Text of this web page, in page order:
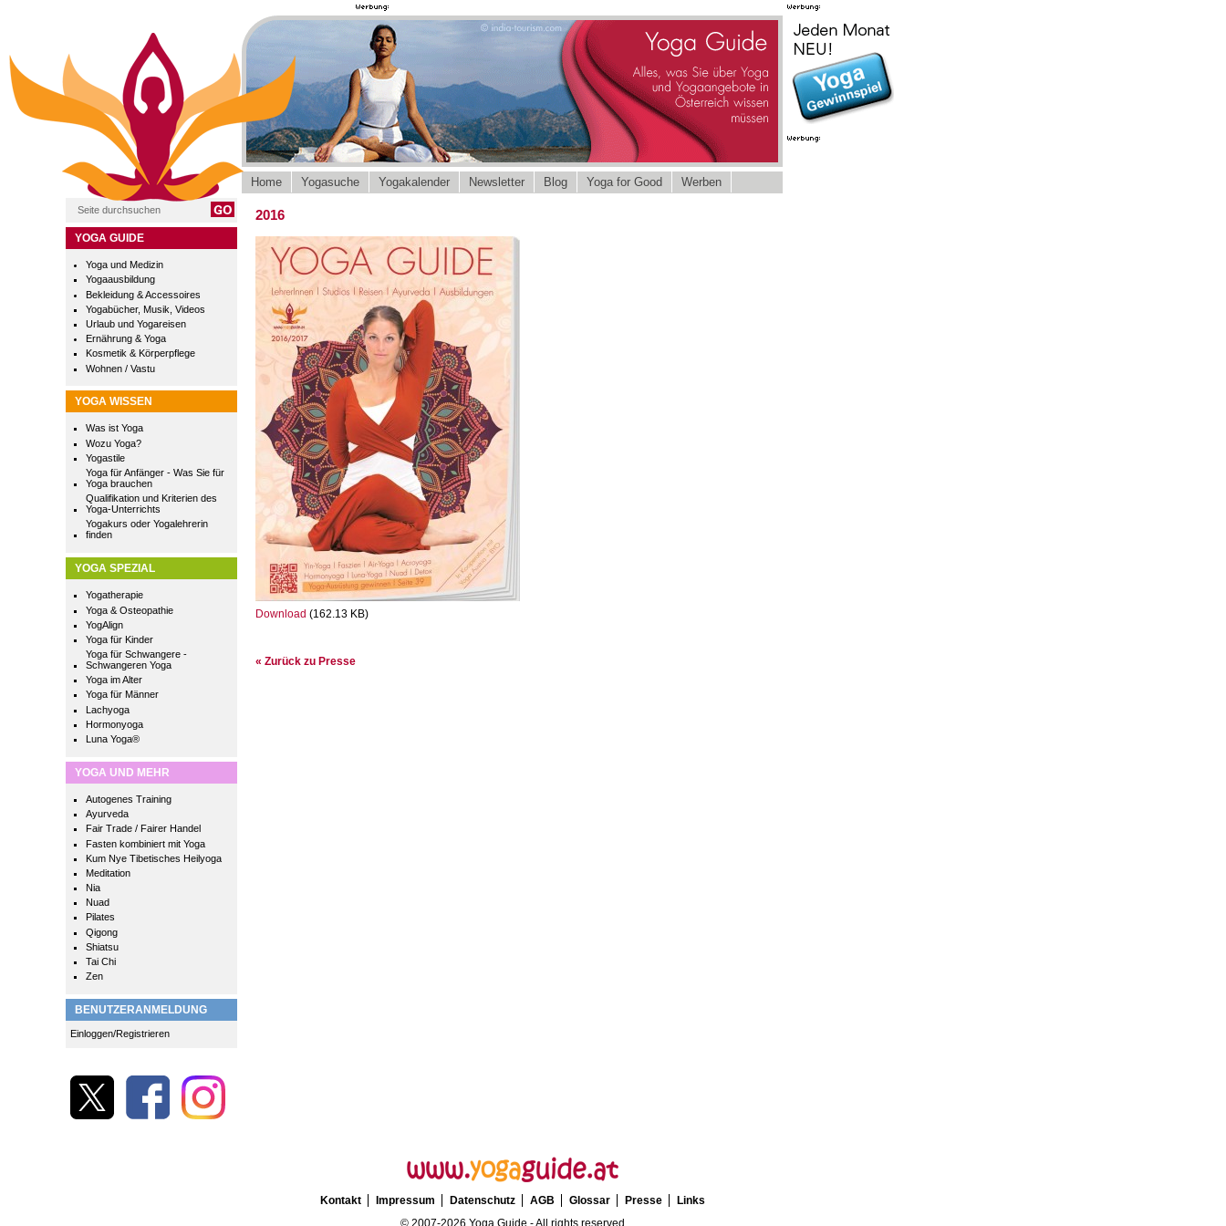
YOGA GUIDE
Yoga und Medizin
Yogaausbildung
Bekleidung & Accessoires
Yogabücher, Musik, Videos
Urlaub und Yogareisen
Ernährung & Yoga
Kosmetik & Körperpflege
Wohnen / Vastu
YOGA WISSEN
Was ist Yoga
Wozu Yoga?
Yogastile
Yoga für Anfänger - Was Sie für
Yoga brauchen
Qualifikation und Kriterien des
Yoga-Unterrichts
Yogakurs oder Yogalehrerin
finden
YOGA SPEZIAL
Yogatherapie
Yoga & Osteopathie
YogAlign
Yoga für Kinder
Yoga für Schwangere -
Schwangeren Yoga
Yoga im Alter
Yoga für Männer
Lachyoga
Hormonyoga
Luna Yoga®
YOGA UND MEHR
Autogenes Training
Ayurveda
Fair Trade / Fairer Handel
Fasten kombiniert mit Yoga
Kum Nye Tibetisches Heilyoga
Meditation
Nia
Nuad
Pilates
Qigong
Shiatsu
Tai Chi
Zen
BENUTZERANMELDUNG
Einloggen/Registrieren
Home Yogasuche Yogakalender Newsletter Blog Yoga for Good Werben
2016
Download (162.13 KB)
« Zurück zu Presse
Kontakt Impressum Datenschutz AGB Glossar Presse
Links
© 2007-2026 Yoga Guide - All rights reserved